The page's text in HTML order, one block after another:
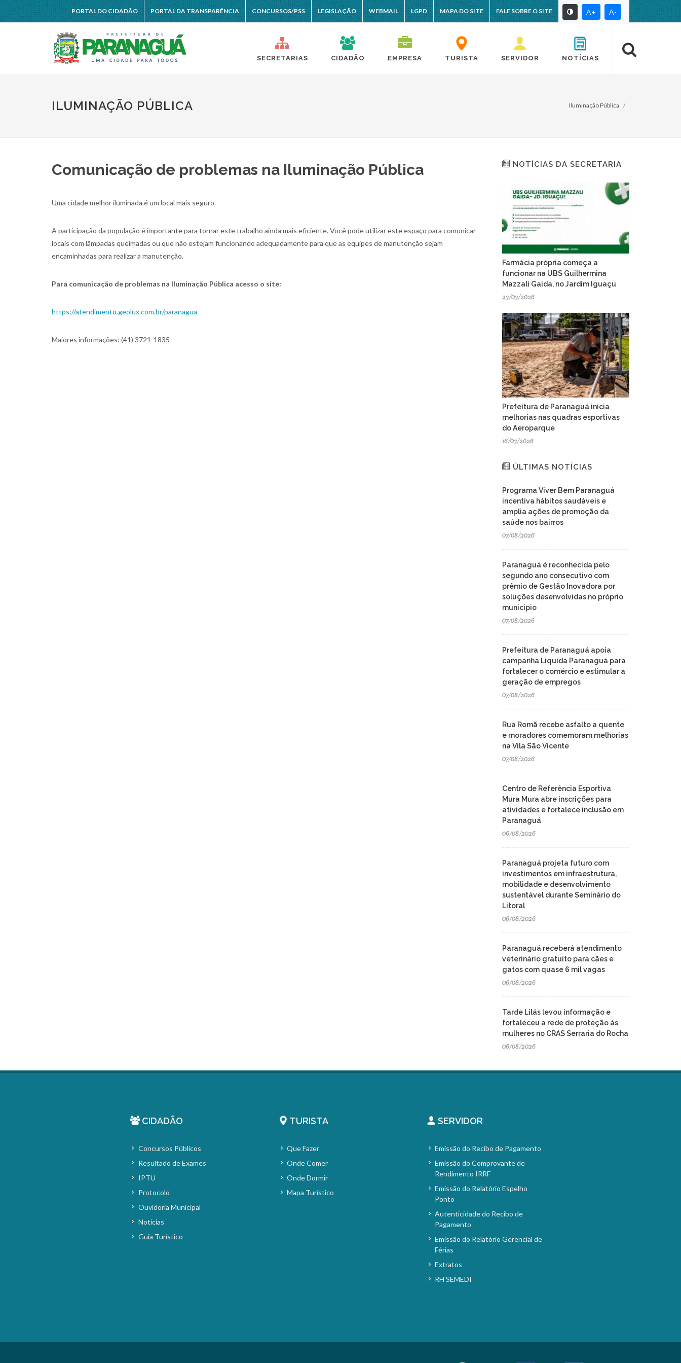
PORTAL DO CIDADÃO PORTAL DA TRANSPARÊNCIA CONCURSOS/PSS LEGISLAÇÃO WEBMAIL LGPD MAPA DO SITE FALE SOBRE O SITE A+ A-
SECRETARIAS CIDADÃO EMPRESA TURISTA SERVIDOR NOTÍCIAS
ILUMINAÇÃO PÚBLICA Iluminação Pública
Comunicação de problemas na Iluminação Pública
Uma cidade melhor iluminada é um local mais seguro.
A participação da população é importante para tornar este trabalho ainda mais eficiente. Você pode utilizar este espaço para comunicar
locais com lâmpadas queimadas ou que não estejam funcionando adequadamente para que as equipes de manutenção sejam
encaminhadas para realizar a manutenção.
Para comunicação de problemas na Iluminação Pública acesso o site:
https://atendimento.geolux.com.br/paranagua
Maiores informações: (41) 3721-1835
NOTÍCIAS DA SECRETARIA
Farmácia própria começa a
funcionar na UBS Guilhermina
Mazzali Gaida, no Jardim Iguaçu
23/03/2026
Prefeitura de Paranaguá inicia
melhorias nas quadras esportivas
do Aeroparque
16/03/2026
ÚLTIMAS NOTÍCIAS
Programa Viver Bem Paranaguá
incentiva hábitos saudáveis e
amplia ações de promoção da
saúde nos bairros
07/08/2026
Paranaguá é reconhecida pelo
segundo ano consecutivo com
prêmio de Gestão Inovadora por
soluções desenvolvidas no próprio
município
07/08/2026
Prefeitura de Paranaguá apoia
campanha Liquida Paranaguá para
fortalecer o comércio e estimular a
geração de empregos
07/08/2026
Rua Romã recebe asfalto a quente
e moradores comemoram melhorias
na Vila São Vicente
07/08/2026
Centro de Referência Esportiva
Mura Mura abre inscrições para
atividades e fortalece inclusão em
Paranaguá
06/08/2026
Paranaguá projeta futuro com
investimentos em infraestrutura,
mobilidade e desenvolvimento
sustentável durante Seminário do
Litoral
06/08/2026
Paranaguá receberá atendimento
veterinário gratuito para cães e
gatos com quase 6 mil vagas
06/08/2026
Tarde Lilás levou informação e
fortaleceu a rede de proteção às
mulheres no CRAS Serraria do Rocha
06/08/2026
CIDADÃO
Concursos Públicos
Resultado de Exames
IPTU
Protocolo
Ouvidoria Municipal
Notícias
Guia Turístico
TURISTA
Que Fazer
Onde Comer
Onde Dormir
Mapa Turístico
SERVIDOR
Emissão do Recibo de Pagamento
Emissão do Comprovante de
Rendimento IRRF
Emissão do Relatório Espelho
Ponto
Autenticidade do Recibo de
Pagamento
Emissão do Relatório Gerencial de
Férias
Extratos
RH SEMEDI